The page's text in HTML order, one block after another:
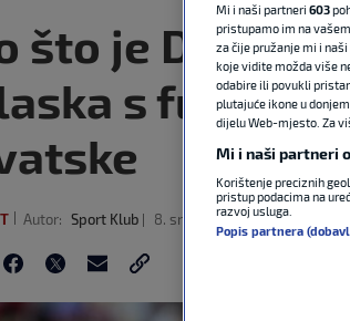
što je Dalić
s funkcije
Autor: Sport Klub 8. srp 2026 13:10
Mi i naši partneri 603
pristupamo im na
za čije pružanje mi i
koje vidite možda više
odabire ili povukli
plutajuće ikone u
dijelu Web-mjesto. Za
Mi i naši partneri
Korištenje preciznih
pristup podacima na
razvoj usluga.
Popis partnera